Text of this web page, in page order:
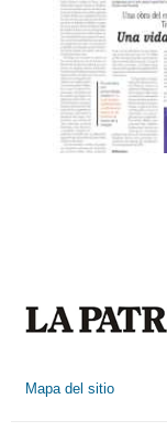
Mapa del sitio